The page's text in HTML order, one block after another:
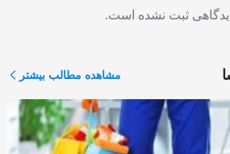
ثبت نشده است.
مشاهده مطالب بیشتر